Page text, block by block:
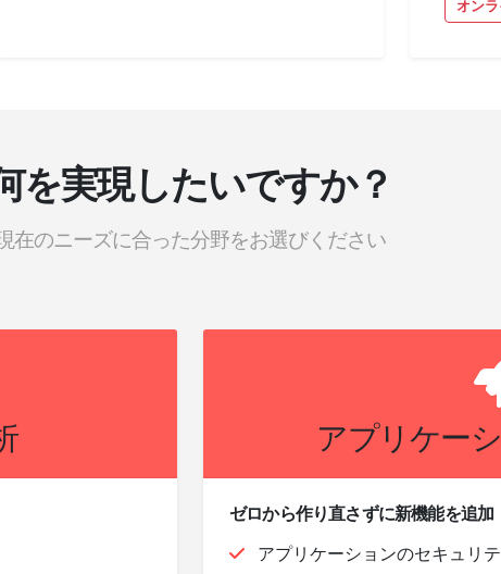
オン
を実現したいですか？
在のニーズに合った分野をお選びください
アプリケー
ゼロから作り直さずに新機能を追加
アプリケーションのセキュリ